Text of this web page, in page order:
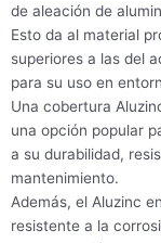
de aleación de
Esto da al material
superiores a las del
para su uso en
Una cobertura
una opción popular
a su durabilidad,
mantenimiento.
Además, el Aluzinc
resistente a la